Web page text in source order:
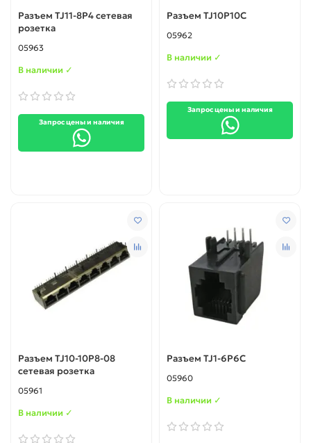
Разъем TJ11-8P4 cетевая
розетка
05963
В наличии ✓
Запрос цены и наличия
Разъем TJ10P10C
05962
В наличии ✓
Запрос цены и наличия
Разъем TJ10-10P8-08
cетевая розетка
05961
В наличии ✓
Разъем TJ1-6P6C
05960
В наличии ✓